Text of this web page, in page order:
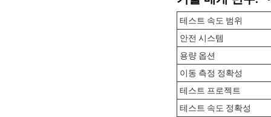
테스트 속도 범위
안전 시스템
용량 옵션
이동 측정 정확성
테스트 프로젝트
테스트 속도 정확성